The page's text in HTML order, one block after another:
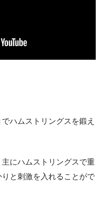
ハムストリングスを鍛え
にハムストリングスで重
と刺激を入れることがで